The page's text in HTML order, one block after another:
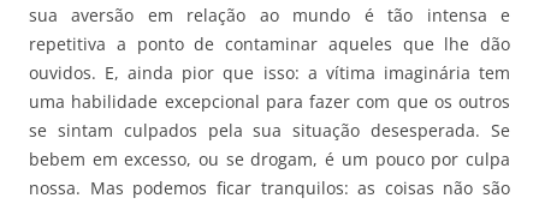
sua aversão em relação ao mundo é tão intensa e
repetitiva a ponto de contaminar aqueles que lhe dão
ouvidos. E, ainda pior que isso: a vítima imaginária tem
uma habilidade excepcional para fazer com que os outros
se sintam culpados pela sua situação desesperada. Se
bebem em excesso, ou se drogam, é um pouco por culpa
nossa. Mas podemos ficar tranquilos: as coisas não são